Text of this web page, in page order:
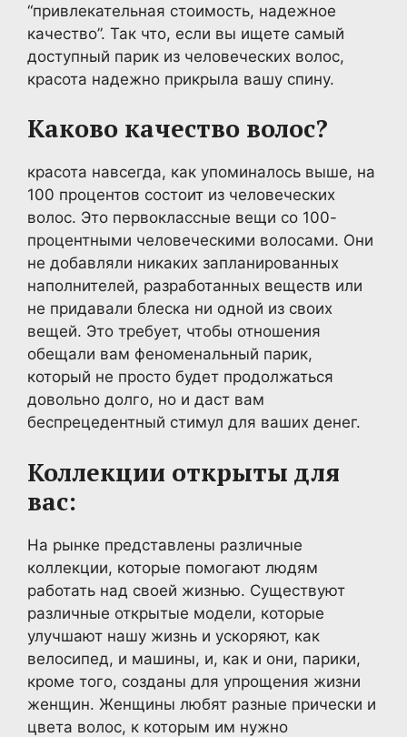
“привлекательная стоимость, надежное
качество”. Так что, если вы ищете самый
доступный парик из человеческих волос,
красота надежно прикрыла вашу спину.
Каково качество волос?
красота навсегда, как упоминалось выше, на
100 процентов состоит из человеческих
волос. Это первоклассные вещи со 100-
процентными человеческими волосами. Они
не добавляли никаких запланированных
наполнителей, разработанных веществ или
не придавали блеска ни одной из своих
вещей. Это требует, чтобы отношения
обещали вам феноменальный парик,
который не просто будет продолжаться
довольно долго, но и даст вам
беспрецедентный стимул для ваших денег.
Коллекции открыты для
вас:
На рынке представлены различные
коллекции, которые помогают людям
работать над своей жизнью. Существуют
различные открытые модели, которые
улучшают нашу жизнь и ускоряют, как
велосипед, и машины, и, как и они, парики,
кроме того, созданы для упрощения жизни
женщин. Женщины любят разные прически и
цвета волос, к которым им нужно